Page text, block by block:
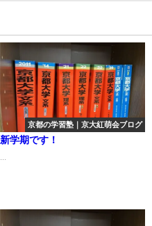
京都の学習塾｜京大紅萌会ブログ
新学期です！